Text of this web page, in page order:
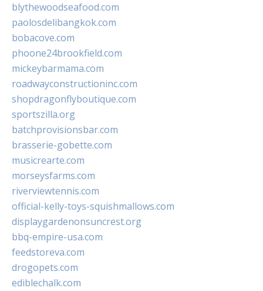
blythewoodseafood.com
paolosdelibangkok.com
bobacove.com
phoone24brookfield.com
mickeybarmama.com
roadwayconstructioninc.com
shopdragonflyboutique.com
sportszilla.org
batchprovisionsbar.com
brasserie-gobette.com
musicrearte.com
morseysfarms.com
riverviewtennis.com
official-kelly-toys-squishmallows.com
displaygardenonsuncrest.org
bbq-empire-usa.com
feedstoreva.com
drogopets.com
ediblechalk.com